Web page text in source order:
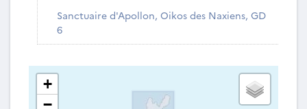
Sanctuaire d'Apollon, Oikos des Naxiens, GD
6
+
−